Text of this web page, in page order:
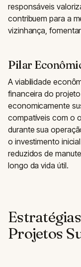
responsáveis
contribuem para a
vizinhança,
Pilar
A viabilidade
financeira do
economicamente
compatíveis com o
durante sua
o investimento
reduzidos de
longo da vida útil.
Projetos